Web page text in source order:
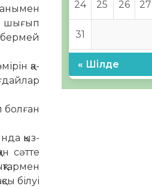
шығып
бермей
қа­
бол­­­ған
қыз­
сәтте
білуі
24 25 26 27
31
« Шілде